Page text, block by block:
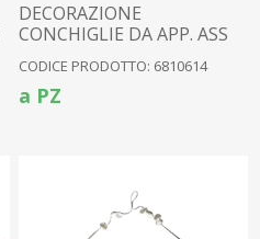
DECORAZIONE
CONCHIGLIE DA APP. ASS
CODICE PRODOTTO: 6810614
a PZ